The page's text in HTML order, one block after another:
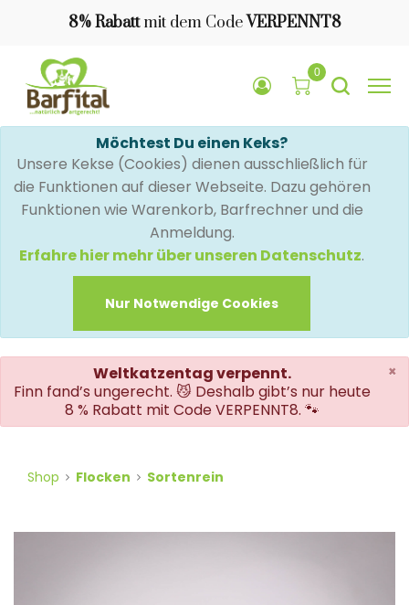
8% Rabattmit dem Code VERPENNT8
0
Möchtest Du einen Keks?
Unsere Kekse (Cookies) dienen ausschließlich für
die Funktionen auf dieser Webseite. Dazu gehören
Funktionen wie Warenkorb, Barfrechner und die
Anmeldung.
Erfahre hier mehr über unseren Datenschutz.
Nur Notwendige Cookies
×
Weltkatzentag verpennt.
Finn fand’s ungerecht. 😼 Deshalb gibt’s nur heute
8 % Rabatt mit Code VERPENNT8. 🐾
Shop Flocken Sortenrein